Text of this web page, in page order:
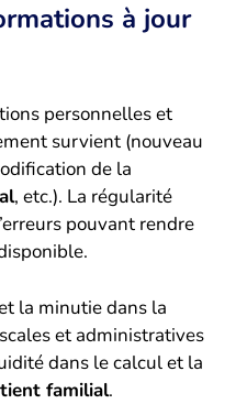
à jour
personnelles et
survient (nouveau
de la
, etc.). La régularité
pouvant rendre
la minutie dans la
et administratives
dans le calcul et la
familial.